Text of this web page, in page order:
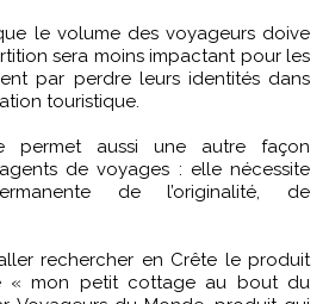
le volume des voyageurs doive
sera moins impactant pour les
par perdre leurs identités dans
touristique.
permet aussi une autre façon
de voyages : elle nécessite
de l’originalité, de
rechercher en Crête le produit
« mon petit cottage au bout du